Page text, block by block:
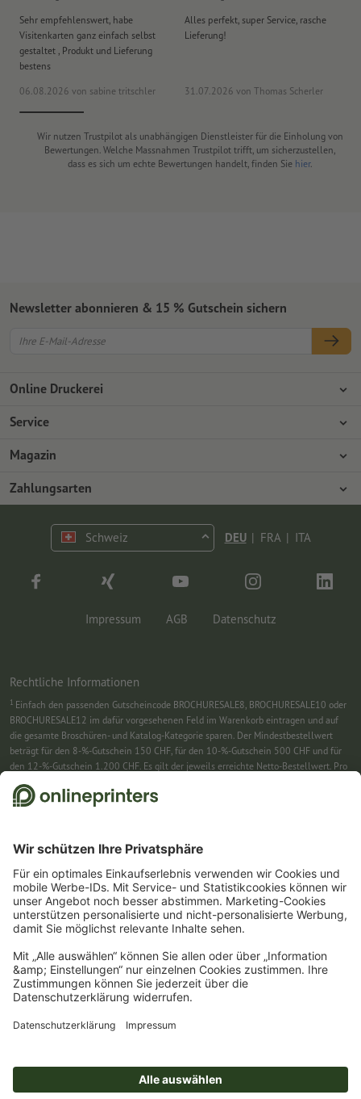
Sehr empfehlenswert, habe
Visitenkarten ganz einfach selbst
gestaltet , Produkt und Lieferung
bestens
06.08.2026 von sabine tritschler
Alles perfekt, super Service, rasche
Lieferung!
31.07.2026 von Thomas Scherler
Wir nutzen Trustpilot als unabhängigen Dienstleister für die Einholung von
Bewertungen. Welche Massnahmen Trustpilot trifft, um sicherzustellen,
dass es sich um echte Bewertungen handelt, finden Sie hier.
Online Druckerei
Über Onlineprinters
Presse
Umweltschutz
Service
Zahlungsarten
Versand
op.premium
Magazin
Design
Druck & Insights
Tutorials
Zahlungsarten
Newsletter abonnieren & 15 % Gutschein sichern
Schweiz DEU | FRA | ITA
Impressum AGB Datenschutz
Rechtliche Informationen
1 Einfach den passenden Gutscheincode BROCHURESALE8, BROCHURESALE10 oder
BROCHURESALE12 im dafür vorgesehenen Feld im Warenkorb eintragen und auf
die gesamte Broschüren- und Katalog-Kategorie sparen. Der Mindestbestellwert
beträgt für den 8-%-Gutschein 150 CHF, für den 10-%-Gutschein 500 CHF und für
den 12-%-Gutschein 1.200 CHF. Es gilt der jeweils erreichte Netto-Bestellwert. Pro
Bestellung ist nur ein Gutscheincode einlösbar. Mehrfach einlösbar. Keine
Barauszahlung. Nicht mit weiteren Aktionen kombinierbar. Die Aktion gilt bis
Warenkorb eintragen und auf ausgewählte Produkte sparen. Kein
Mindestbestellwert. Mehrfach einlösbar. Keine Barauszahlung. Nicht mit weiteren
Aktionen kombinierbar. Die Aktion gilt bis einschliesslich 31.08.2026.
3 Einfach den Gutscheincode STICKYNOTES26-20 im dafür vorgesehenen Feld im
Warenkorb eintragen und auf ausgewählte Produkte sparen. Kein
Aktionen kombinierbar. Die Aktion gilt bis einschliesslich 31.08.2026.
4Sie erhalten zunächst eine E-Mail, in der Sie die Anmeldung zum Newsletter durch
einen Klick bestätigen. Erst dann senden wir Ihnen den Rabattcode und künftig
Maximale Höhe des Rabatts: 150 CHF des Bestellwerts (netto). Einmalig einlösbar.